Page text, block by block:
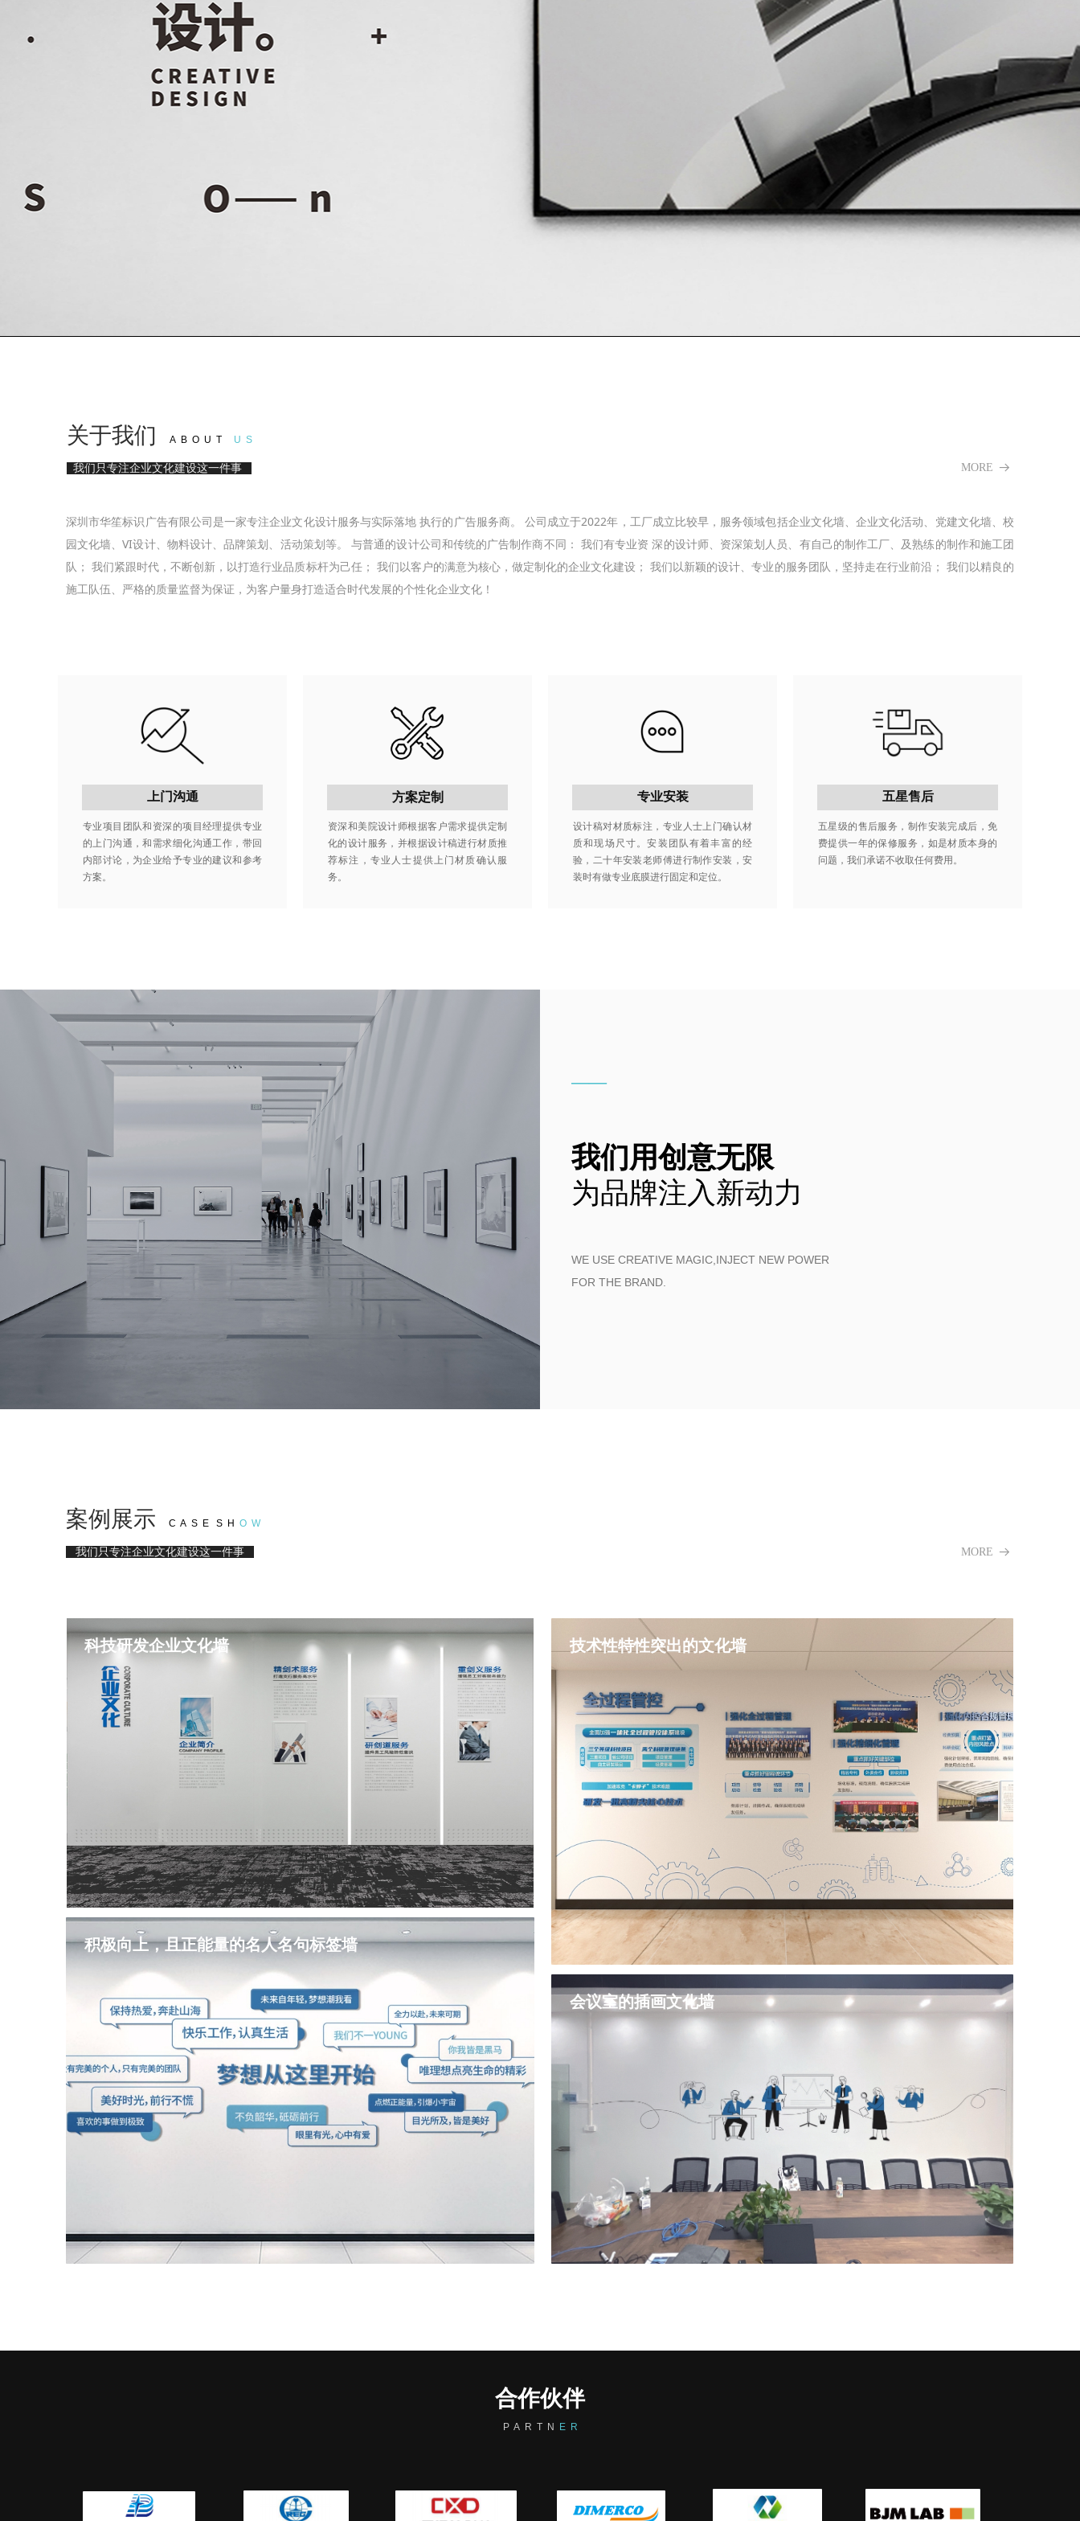
合作伙伴
P A R T N E R
MORE 뀠
关于我们 A B O U T U S
我们只专注企业文化建设这一件事
深圳市华笙标识⼴告有限公司是⼀家专注企业⽂化设计服务与实际落地 执⾏的⼴告服务商。 公司成立于2022年，工厂成立比较早，服务领域包括企业文化墙、企业文化活动、党建文化墙、校
园文化墙、VI设计、物料设计、品牌策划、活动策划等。 与普通的设计公司和传统的⼴告制作商不同： 我们有专业资 深的设计师、资深策划⼈员、有⾃⼰的制作⼯⼚、及熟练的制作和施⼯团
队； 我们紧跟时代，不断创新，以打造行业品质标杆为己任； 我们以客户的满意为核心，做定制化的企业文化建设； 我们以新颖的设计、专业的服务团队，坚持走在行业前沿； 我们以精良的
施工队伍、严格的质量监督为保证，为客户量身打造适合时代发展的个性化企业文化！
MORE 뀠
案例展示 C A S E S H O W
我们只专注企业文化建设这一件事
文化墙的色系是文化墙成功与否的最重要基准。色调干净简洁，突显风格特性，内容明
了，这才是好文化墙。
科技研发企业文化墙
态来增加工作的效率。
积极向上，且正能量的名人名句标签墙
元素对于文化墙来说也是相当重要的，一个好的元素提取就能直观的看出来该企业是
技术性特性突出的文化墙
同时也使得人更加轻松和舒畅，缓解一下会议的疲劳状态。
会议室的插画文化墙
方案定制
资深和美院设计师根据客户需求提供定制
化的设计服务，并根据设计稿进行材质推
荐标注，专业人士提供上门材质确认服
务。
上门沟通
专业项目团队和资深的项目经理提供专业
的上门沟通，和需求细化沟通工作，带回
内部讨论，为企业给予专业的建议和参考
方案。
——
我们用创意无限
为品牌注入新动力
WE USE CREATIVE MAGIC,INJECT NEW POWER
FOR THE BRAND.
专业安装
设计稿对材质标注，专业人士上门确认材
质和现场尺寸。安装团队有着丰富的经
验，二十年安装老师傅进行制作安装，安
装时有做专业底膜进行固定和定位。
五星售后
五星级的售后服务，制作安装完成后，免
费提供一年的保修服务，如是材质本身的
问题，我们承诺不收取任何费用。